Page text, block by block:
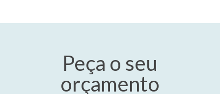
Peça o seu
orçamento